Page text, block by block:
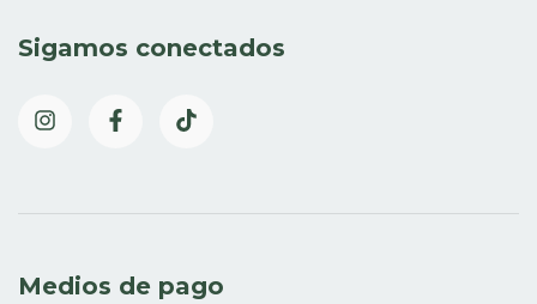
Sigamos conectados
Medios de pago